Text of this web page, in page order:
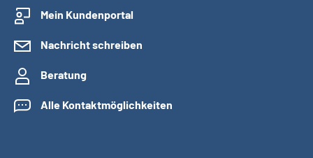
Mein Kundenportal
Nachricht schreiben
Beratung
Alle Kontaktmöglichkeiten